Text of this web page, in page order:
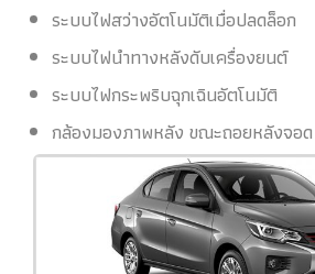
ระบบไฟสว่างอัตโนมัติเมื่อปลดล็อก
ระบบไฟนำทางหลังดับเครื่องยนต์
ระบบไฟกระพริบฉุกเฉินอัตโนมัติ
กล้องมองภาพหลัง ขณะถอยหลังจอด